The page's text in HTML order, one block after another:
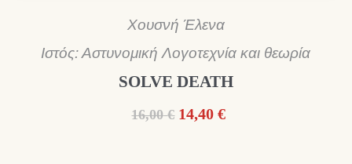
Χουσνή Έλενα
Ιστός: Αστυνομική Λογοτεχνία και θεωρία
SOLVE DEATH
16,00 € Original
14,40 €Η